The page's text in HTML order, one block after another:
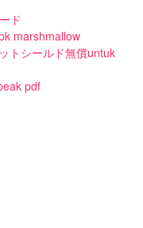
ド
marshmallow
トシールド無償untuk
pdf